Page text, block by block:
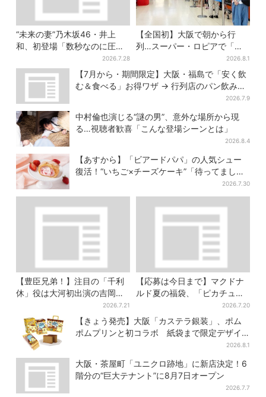
“未来の妻”乃木坂46・井上
和、初登場「数秒なのに圧
巻」…「豊臣兄弟！」第30回
あらすじ・清須会議
2026.7.28
【全国初】大阪で朝から行
列…スーパー・ロピアで「ど
デカ抽選会」、開始30分で“1
等黒毛和牛”の当選も
2026.8.1
【7月から・期間限定】大阪・福島で「安く飲
む＆食べる」お得ワザ → 行列店のパン飲みセ
2026.7.9
中村倫也演じる“謎の男”、意外な場所から現
る…視聴者歓喜「こんな登場シーンとは」
2026.8.4
【あすから】「ビアードパパ」の人気シュー
復活！“いちご×チーズケーキ”「待ってまし
2026.7.30
【豊臣兄弟！】注目の「千利
休」役は大河初出演の吉岡秀
2026.7.21
【応募は今日まで】マクドナ
ルド夏の福袋、「ピカチュウ
のポテトタイマー」などグッ
ズ3品＆商品券付きで3900円
2026.7.20
【きょう発売】大阪「カステラ銀装」、ポム
ポムプリンと初コラボ 紙袋まで限定デザイ
2026.8.1
大阪・茶屋町「ユニクロ跡地」に新店決定！6
階分の“巨大テナント”に8月7日オープン
2026.7.7